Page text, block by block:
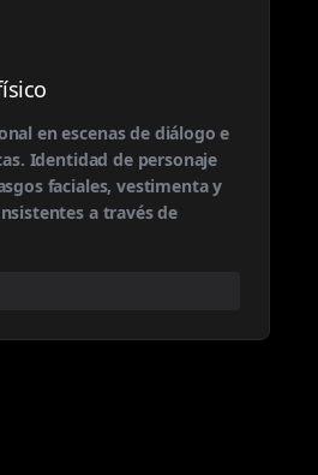
en escenas de diálogo e
Identidad de personaje
faciales, vestimenta y
a través de